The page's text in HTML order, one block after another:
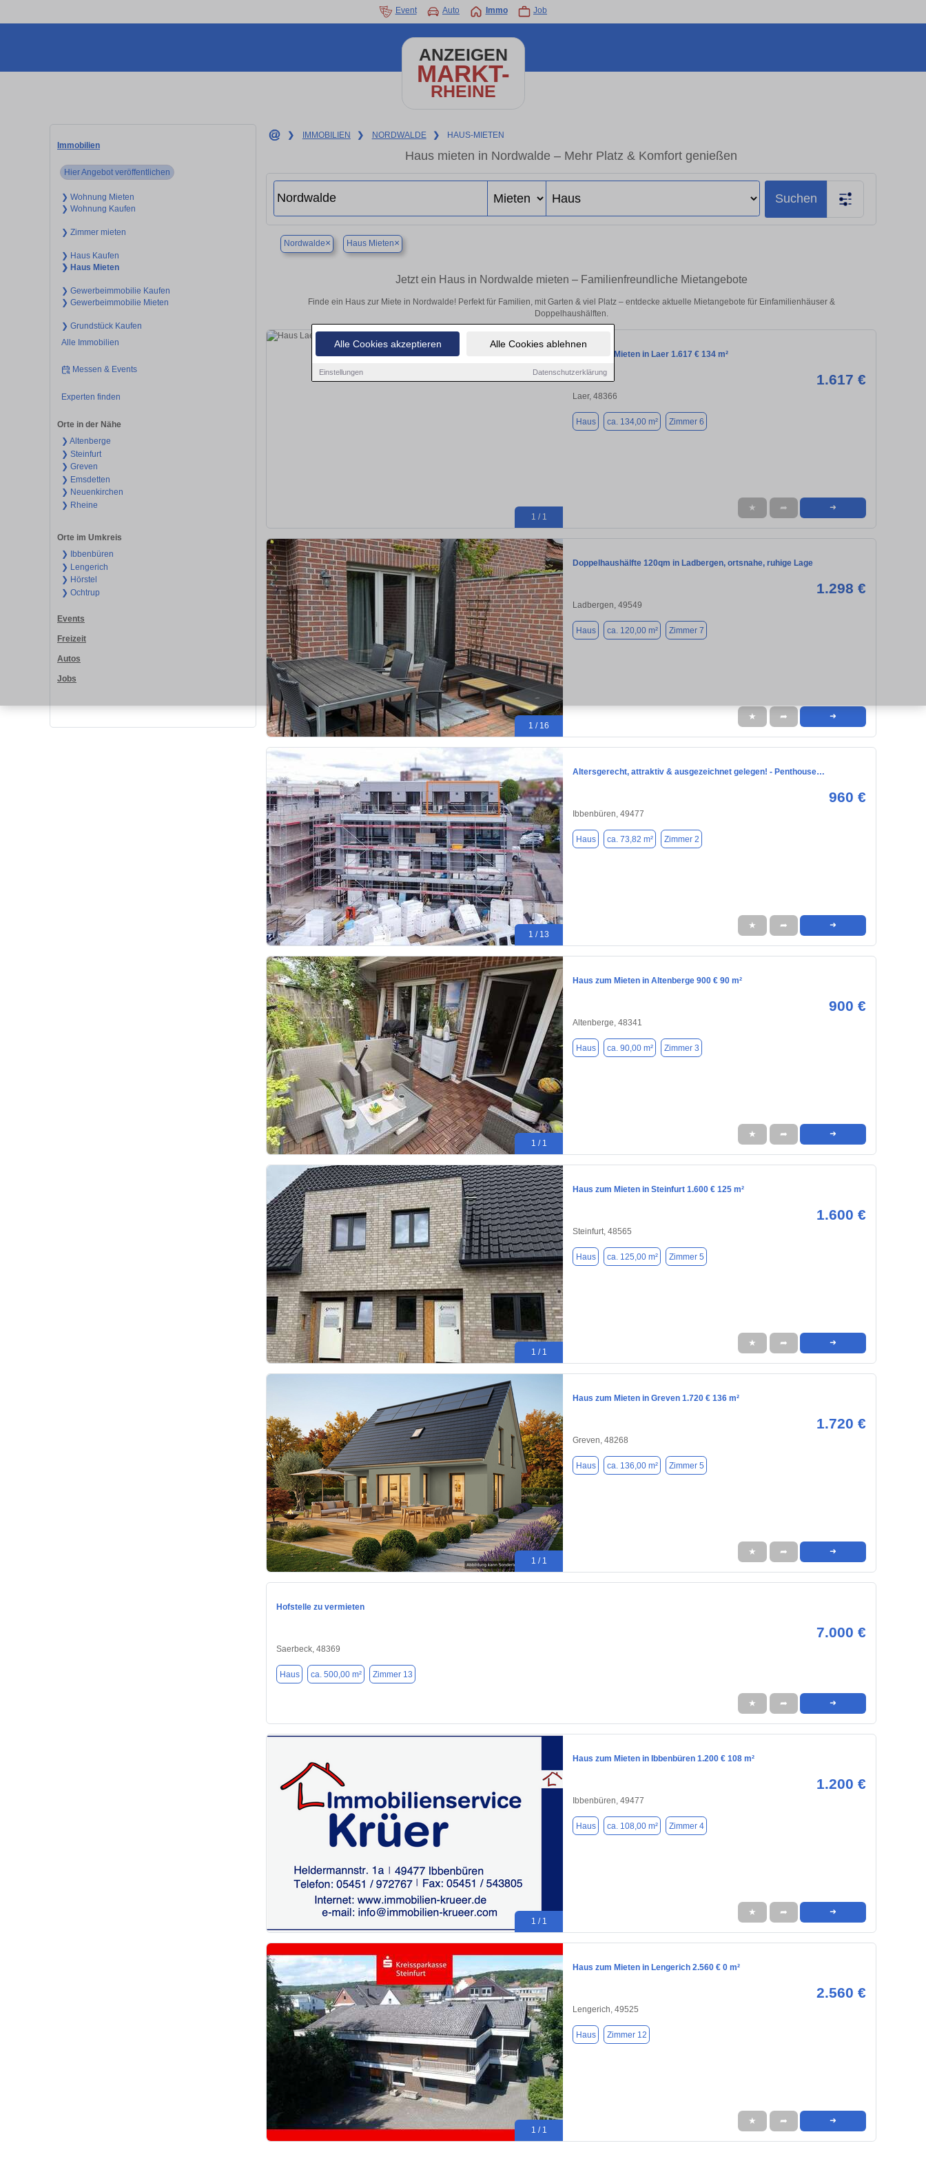
Alle Cookies akzeptieren Alle Cookies ablehnen
Einstellungen Datenschutzerklärung
Event Auto Immo Job
ANZEIGEN
MARKT-
RHEINE
Immobilien
Hier Angebot veröffentlichen
❯ Wohnung Mieten
❯ Wohnung Kaufen
❯ Zimmer mieten
❯ Haus Kaufen
❯ Haus Mieten
❯ Gewerbeimmobilie Kaufen
❯ Gewerbeimmobilie Mieten
❯ Grundstück Kaufen
Alle Immobilien
Messen & Events
Experten finden
Orte in der Nähe
❯ Altenberge
❯ Steinfurt
❯ Greven
❯ Emsdetten
❯ Neuenkirchen
❯ Rheine
Orte im Umkreis
❯ Ibbenbüren
❯ Lengerich
❯ Hörstel
❯ Ochtrup
Events
Freizeit
Autos
Jobs
❯ IMMOBILIEN ❯ NORDWALDE ❯ HAUS-MIETEN
Haus mieten in Nordwalde – Mehr Platz & Komfort genießen
Suchen
Nordwalde× Haus Mieten×
Jetzt ein Haus in Nordwalde mieten – Familienfreundliche Mietangebote
Finde ein Haus zur Miete in Nordwalde! Perfekt für Familien, mit Garten & viel Platz – entdecke aktuelle Mietangebote für Einfamilienhäuser &
Doppelhaushälften.
1 / 1
Haus zum Mieten in Laer 1.617 € 134 m²
1.617 €
Laer, 48366
Haus ca. 134,00 m² Zimmer 6
★ ➦ ➜
1 / 16
Doppelhaushälfte 120qm in Ladbergen, ortsnahe, ruhige Lage
1.298 €
Ladbergen, 49549
Haus ca. 120,00 m² Zimmer 7
★ ➦ ➜
1 / 13
Altersgerecht, attraktiv & ausgezeichnet gelegen! - Penthouse…
960 €
Ibbenbüren, 49477
Haus ca. 73,82 m² Zimmer 2
★ ➦ ➜
1 / 1
Haus zum Mieten in Altenberge 900 € 90 m²
900 €
Altenberge, 48341
Haus ca. 90,00 m² Zimmer 3
★ ➦ ➜
1 / 1
Haus zum Mieten in Steinfurt 1.600 € 125 m²
1.600 €
Steinfurt, 48565
Haus ca. 125,00 m² Zimmer 5
★ ➦ ➜
1 / 1
Haus zum Mieten in Greven 1.720 € 136 m²
1.720 €
Greven, 48268
Haus ca. 136,00 m² Zimmer 5
★ ➦ ➜
Hofstelle zu vermieten
7.000 €
Saerbeck, 48369
Haus ca. 500,00 m² Zimmer 13
★ ➦ ➜
1 / 1
Haus zum Mieten in Ibbenbüren 1.200 € 108 m²
1.200 €
Ibbenbüren, 49477
Haus ca. 108,00 m² Zimmer 4
★ ➦ ➜
1 / 1
Haus zum Mieten in Lengerich 2.560 € 0 m²
2.560 €
Lengerich, 49525
Haus Zimmer 12
★ ➦ ➜